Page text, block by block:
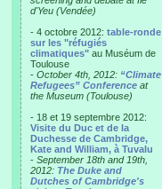
d'Yeu (Vendée)
- 4 octobre 2012: table-ronde
sur les "réfugiés
climatiques" au Muséum de
Toulouse
- October 4th, 2012: “Climate
Refugees” Conference at
the Museum (Toulouse)
- 18 et 19 septembre 2012:
Visite du Duc et de la
Duchesse de Cambridge,
Kate and William, à Tuvalu
- September 18th and 19th,
2012: The Duke and
Dutches of Cambridge's